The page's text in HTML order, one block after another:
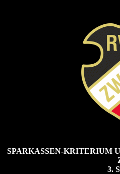
SPARKASSEN-KRITERIUM
3.